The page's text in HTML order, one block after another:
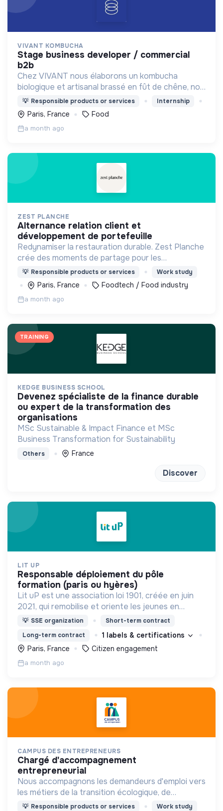
VIVANT KOMBUCHA
stage business developer / commercial
b2b
Chez VIVANT nous élaborons un kombucha
biologique et artisanal brassé en fût de chêne, non
filtré ni pasteurisé, à partir d'ingrédients bruts et
sourcés.
💡 Responsible products or services Internship
Paris, France Food
a month ago
ZEST PLANCHE
alternance relation client et
développement de portefeuille
Redynamiser la restauration durable. Zest Planche
crée des moments de partage pour les
entreprises allant de 20 à 1000 Zesteurs en livrant
à vélo dans tout Paris des planches à partager
faites maison.
💡 Responsible products or services Work study
Paris, France Foodtech / Food industry
a month ago
TRAINING
KEDGE BUSINESS SCHOOL
devenez spécialiste de la finance durable
ou expert de la transformation des
organisations
MSc Sustainable & Impact Finance et MSc
Business Transformation for Sustainability
Others France
Discover
LIT UP
responsable déploiement du pôle
formation (paris ou hyères)
Lit uP est une association loi 1901, créée en juin
2021, qui remobilise et oriente les jeunes en
décrochage par le biais de l’engagement citoyen.
💡 SSE organization
Short-term contract
Long-term contract
1 labels & certifications
Paris, France
Citizen engagement
a month ago
CAMPUS DES ENTREPRENEURS
chargé d'accompagnement
entrepreneurial
Nous accompagnons les demandeurs d'emploi vers
les métiers de la transition écologique, de
l'entrepreneuriat à impact, et des métiers du BIM.
💡 Responsible products or services Work study